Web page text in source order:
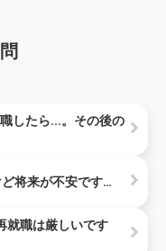
したら...。その後の
将来が不安です…
就職は厳しいです